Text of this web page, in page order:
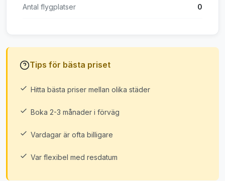
Antal flygplatser 0
Tips för bästa priset
Hitta bästa priser mellan olika städer
Boka 2-3 månader i förväg
Vardagar är ofta billigare
Var flexibel med resdatum